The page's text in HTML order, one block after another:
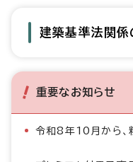
建築基準法関係
重要なお知らせ
令和8年10月から、